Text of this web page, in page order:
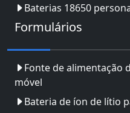
Baterias 18650
Formulários
Fonte de alimentação
móvel
Bateria de íon de lítio